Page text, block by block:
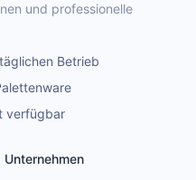
und professionelle
Betrieb
verfügbar
Unternehmen